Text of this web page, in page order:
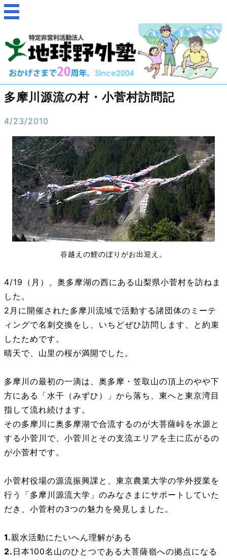
多摩川源流の村・小菅村訪問記
4/23/2010
谷越えの鯉のぼりがお出迎え。
4/19（月）、奥多摩湖の西にある山梨県小菅村を訪ねま
した。
2月に開催された多摩川流域で活動する諸団体のミーテ
ィングで名刺交換をし、いちどぜひ訪問します、と約束
したためです。
晴天で、山里の桜が満開でした。
多摩川の最初の一滴は、奥多摩・笠取山の頂上のやや下
方にある「水干（みずひ）」から落ち、東へと東京湾目
指して流れ続けます。
その多摩川に奥多摩湖で合流するのが大菩薩峠を水源と
する小菅川で、小菅川とその支流エリアを主に広がるの
が小菅村です。
小菅村役場の源流振興課と、東京農業大学の学外授業を
行う「多摩川源流大学」のみなさまにサポートしていた
だき、小菅村の3つの魅力を発見しました。
1.親水活動にたいへん理解がある
2. 日本100名山のひとつである大菩薩嶺への拠点になる